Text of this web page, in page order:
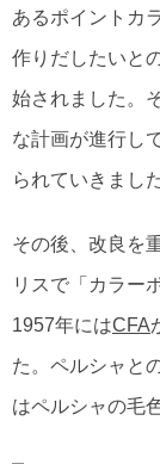
あるポイントカ
作りだしたいと
始されました。
な計画が進行し
られていきました
その後、改良を
リスで「カラー
1957年にはCFA
た。ペルシャと
はペルシャの毛